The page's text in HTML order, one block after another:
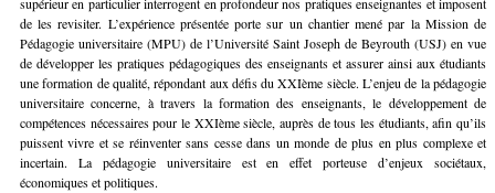
supérieur en particulier interrogent en profondeur nos pratiques enseignantes et imposent
de les revisiter. L’expérience présentée porte sur un chantier mené par la Mission de
Pédagogie universitaire (MPU) de l’Université Saint Joseph de Beyrouth (USJ) en vue
de développer les pratiques pédagogiques des enseignants et assurer ainsi aux étudiants
une formation de qualité, répondant aux défis du XXIème siècle. L’enjeu de la pédagogie
universitaire concerne, à travers la formation des enseignants, le développement de
compétences nécessaires pour le XXIème siècle, auprès de tous les étudiants, afin qu’ils
puissent vivre et se réinventer sans cesse dans un monde de plus en plus complexe et
incertain. La pédagogie universitaire est en effet porteuse d’enjeux sociétaux,
économiques et politiques.